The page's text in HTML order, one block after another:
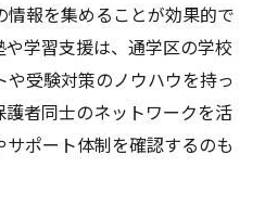
報を集めることが効果的で
学習支援は、通学区の学校
受験対策のノウハウを持っ
者同士のネットワークを活
ポート体制を確認するのも